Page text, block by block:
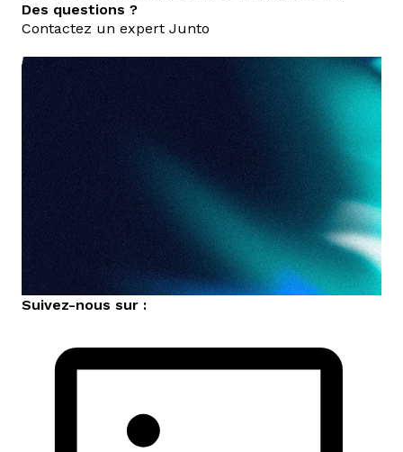
Des questions ?
Contactez un expert Junto
Suivez-nous sur :